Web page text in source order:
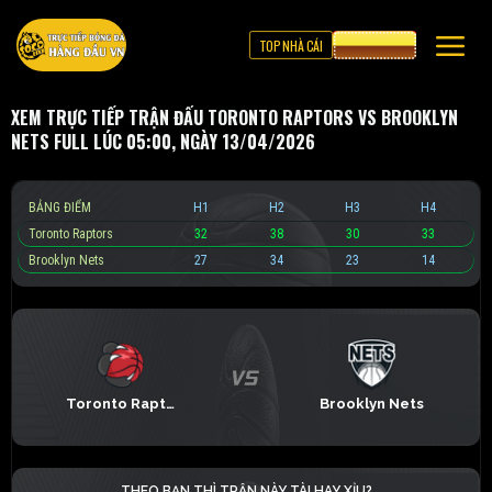
TOP NHÀ CÁI CƯỢC 8XBET
XEM TRỰC TIẾP TRẬN ĐẤU TORONTO RAPTORS VS BROOKLYN
NETS FULL LÚC 05:00, NGÀY 13/04/2026
BẢNG ĐIỂM H1 H2 H3
H4
Toronto Raptors
32 38 30
33
Brooklyn Nets
27 34 23 14
Toronto Raptors Brooklyn Nets